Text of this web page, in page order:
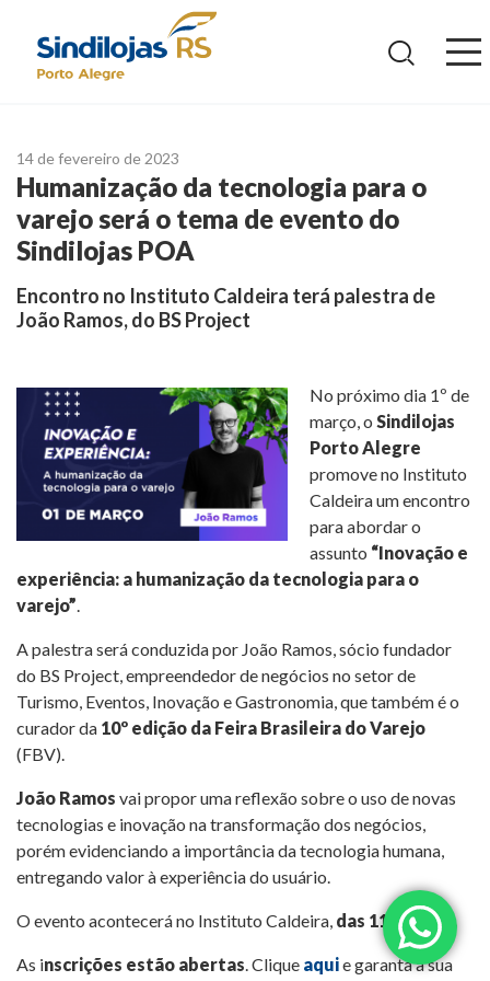
14 de fevereiro de 2023
Humanização da tecnologia para o
varejo será o tema de evento do
Sindilojas POA
Encontro no Instituto Caldeira terá palestra de
João Ramos, do BS Project
No próximo dia 1º de
março, o Sindilojas
Porto Alegre
promove no Instituto
Caldeira um encontro
para abordar o
assunto “Inovação e
experiência: a humanização da tecnologia para o
varejo”.
A palestra será conduzida por João Ramos, sócio fundador
do BS Project, empreendedor de negócios no setor de
Turismo, Eventos, Inovação e Gastronomia, que também é o
curador da 10º edição da Feira Brasileira do Varejo
(FBV).
João Ramos vai propor uma reflexão sobre o uso de novas
tecnologias e inovação na transformação dos negócios,
porém evidenciando a importância da tecnologia humana,
entregando valor à experiência do usuário.
O evento acontecerá no Instituto Caldeira, das 11h às 12h.
As inscrições estão abertas. Clique aquie garanta a sua